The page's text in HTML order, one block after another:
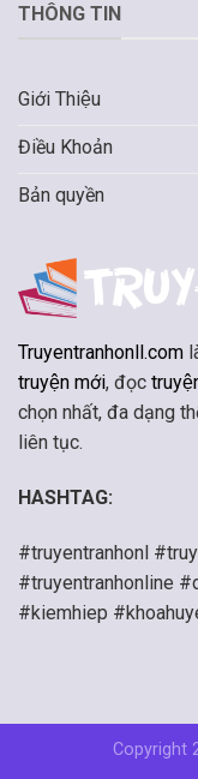
THÔNG TIN
Giới Thiệu
Điều Khoản
Bản quyền
Truyentranhonll.com
truyện mới, đọc
chọn nhất, đa dạng
liên tục.
HASHTAG:
#truyentranhonl
#truyentranhonline
#kiemhiep
Copyright